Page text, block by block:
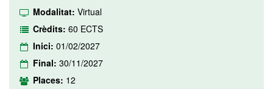
Modalitat: Virtual
Crèdits: 60 ECTS
Inici: 01/02/2027
Final: 30/11/2027
Places: 12